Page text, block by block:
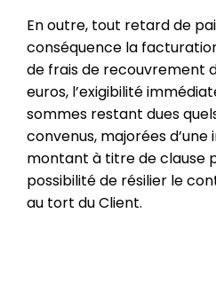
En outre, tout retard de
conséquence la
de frais de recouvrement
euros, l’exigibilité
sommes restant dues
convenus, majorées d’une
montant à titre de clause
possibilité de résilier le
au tort du Client.